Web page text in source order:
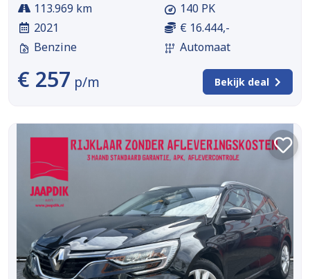
113.969 km
2021
Benzine
140 PK
€ 16.444,-
Automaat
€ 257 p/m Bekijk deal